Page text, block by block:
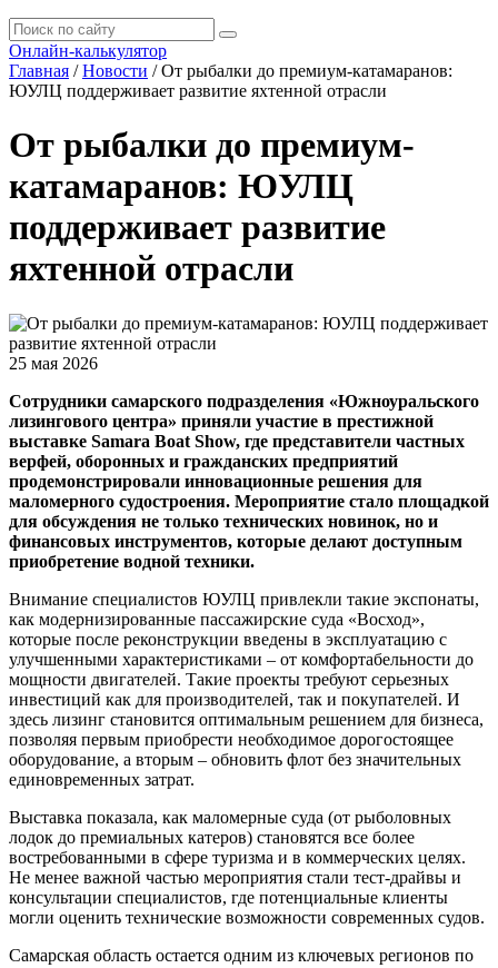
Онлайн-калькулятор
Главная / Новости / От рыбалки до премиум-катамаранов:
ЮУЛЦ поддерживает развитие яхтенной отрасли
От рыбалки до премиум-
катамаранов: ЮУЛЦ
поддерживает развитие
яхтенной отрасли
25 мая 2026
Сотрудники самарского подразделения «Южноуральского
лизингового центра» приняли участие в престижной
выставке Samara Boat Show, где представители частных
верфей, оборонных и гражданских предприятий
продемонстрировали инновационные решения для
маломерного судостроения. Мероприятие стало площадкой
для обсуждения не только технических новинок, но и
финансовых инструментов, которые делают доступным
приобретение водной техники.
Внимание специалистов ЮУЛЦ привлекли такие экспонаты,
как модернизированные пассажирские суда «Восход»,
которые после реконструкции введены в эксплуатацию с
улучшенными характеристиками – от комфортабельности до
мощности двигателей. Такие проекты требуют серьезных
инвестиций как для производителей, так и покупателей. И
здесь лизинг становится оптимальным решением для бизнеса,
позволяя первым приобрести необходимое дорогостоящее
оборудование, а вторым – обновить флот без значительных
единовременных затрат.
Выставка показала, как маломерные суда (от рыболовных
лодок до премиальных катеров) становятся все более
востребованными в сфере туризма и в коммерческих целях.
Не менее важной частью мероприятия стали тест-драйвы и
консультации специалистов, где потенциальные клиенты
могли оценить технические возможности современных судов.
Самарская область остается одним из ключевых регионов по